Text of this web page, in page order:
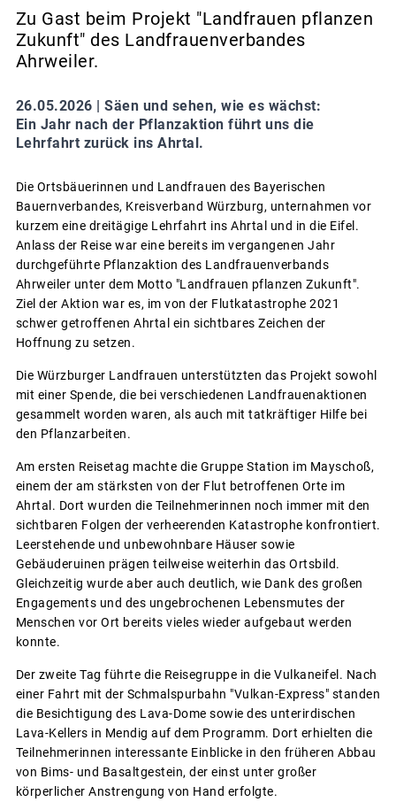
Zu Gast beim Projekt "Landfrauen pflanzen
Zukunft" des Landfrauenverbandes
Ahrweiler.
26.05.2026 | Säen und sehen, wie es wächst:
Ein Jahr nach der Pflanzaktion führt uns die
Lehrfahrt zurück ins Ahrtal.
Die Ortsbäuerinnen und Landfrauen des Bayerischen
Bauernverbandes, Kreisverband Würzburg, unternahmen vor
kurzem eine dreitägige Lehrfahrt ins Ahrtal und in die Eifel.
Anlass der Reise war eine bereits im vergangenen Jahr
durchgeführte Pflanzaktion des Landfrauenverbands
Ahrweiler unter dem Motto "Landfrauen pflanzen Zukunft".
Ziel der Aktion war es, im von der Flutkatastrophe 2021
schwer getroffenen Ahrtal ein sichtbares Zeichen der
Hoffnung zu setzen.
Die Würzburger Landfrauen unterstützten das Projekt sowohl
mit einer Spende, die bei verschiedenen Landfrauenaktionen
gesammelt worden waren, als auch mit tatkräftiger Hilfe bei
den Pflanzarbeiten.
Am ersten Reisetag machte die Gruppe Station im Mayschoß,
einem der am stärksten von der Flut betroffenen Orte im
Ahrtal. Dort wurden die Teilnehmerinnen noch immer mit den
sichtbaren Folgen der verheerenden Katastrophe konfrontiert.
Leerstehende und unbewohnbare Häuser sowie
Gebäuderuinen prägen teilweise weiterhin das Ortsbild.
Gleichzeitig wurde aber auch deutlich, wie Dank des großen
Engagements und des ungebrochenen Lebensmutes der
Menschen vor Ort bereits vieles wieder aufgebaut werden
konnte.
Der zweite Tag führte die Reisegruppe in die Vulkaneifel. Nach
einer Fahrt mit der Schmalspurbahn "Vulkan-Express" standen
die Besichtigung des Lava-Dome sowie des unterirdischen
Lava-Kellers in Mendig auf dem Programm. Dort erhielten die
Teilnehmerinnen interessante Einblicke in den früheren Abbau
von Bims- und Basaltgestein, der einst unter großer
körperlicher Anstrengung von Hand erfolgte.